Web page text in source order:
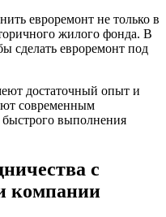
евроремонт не только в
жилого фонда. В
сделать евроремонт под
достаточный опыт и
современным
выполнения
с
компании